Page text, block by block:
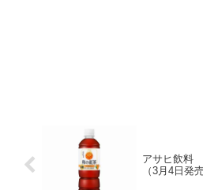
アサヒ飲料
（3月4日発売